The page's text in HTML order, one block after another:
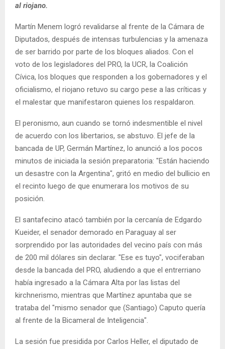
al riojano.
Martín Menem logró revalidarse al frente de la Cámara de
Diputados, después de intensas turbulencias y la amenaza
de ser barrido por parte de los bloques aliados. Con el
voto de los legisladores del PRO, la UCR, la Coalición
Cívica, los bloques que responden a los gobernadores y el
oficialismo, el riojano retuvo su cargo pese a las críticas y
el malestar que manifestaron quienes los respaldaron.
El peronismo, aun cuando se tornó indesmentible el nivel
de acuerdo con los libertarios, se abstuvo. El jefe de la
bancada de UP, Germán Martínez, lo anunció a los pocos
minutos de iniciada la sesión preparatoria: "Están haciendo
un desastre con la Argentina", gritó en medio del bullicio en
el recinto luego de que enumerara los motivos de su
posición.
El santafecino atacó también por la cercanía de Edgardo
Kueider, el senador demorado en Paraguay al ser
sorprendido por las autoridades del vecino país con más
de 200 mil dólares sin declarar. "Ese es tuyo", vociferaban
desde la bancada del PRO, aludiendo a que el entrerriano
había ingresado a la Cámara Alta por las listas del
kirchnerismo, mientras que Martínez apuntaba que se
trataba del "mismo senador que (Santiago) Caputo quería
al frente de la Bicameral de Inteligencia".
La sesión fue presidida por Carlos Heller, el diputado de